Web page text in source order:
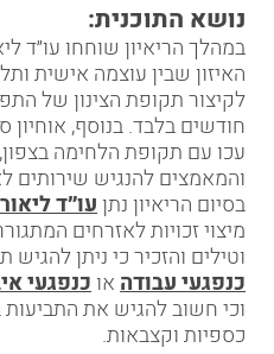
נושא התוכנית:
במהלך הריאיון שוחחו עו״ד
האיזון שבין עוצמה אישית
לקיצור תקופת הצינון של
חודשים בלבד. בנוסף, אוחיון
עכו עם תקופת הלחימה
והמאמצים להנגיש שירותים
בסיום הריאיון נתןעו״ד
מיצוי זכויות לאזרחים
וטילים והזכיר כי ניתן להגיש
כנפגעי עבודהאוכנפגעי
וכי חשוב להגיש את התביעות
כספיות וקצבאות.